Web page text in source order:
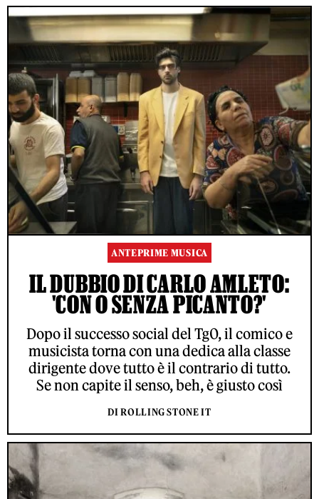
ANTEPRIME MUSICA
IL DUBBIO DI CARLO AMLETO:
'CON O SENZA PICANTO?'
Dopo il successo social del Tg0, il comico e
musicista torna con una dedica alla classe
dirigente dove tutto è il contrario di tutto.
Se non capite il senso, beh, è giusto così
DI ROLLING STONE IT